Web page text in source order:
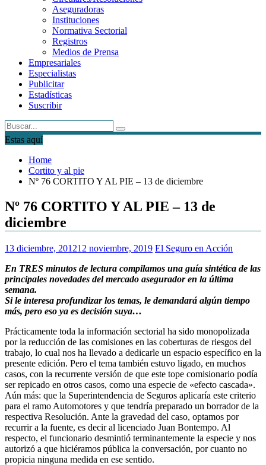
Aseguradoras
Instituciones
Normativa Sectorial
Registros
Medios de Prensa
Empresariales
Especialistas
Publicitar
Estadísticas
Suscribir
Estas aquí
Home
Cortito y al pie
Nº 76 CORTITO Y AL PIE – 13 de diciembre
Nº 76 CORTITO Y AL PIE – 13 de
diciembre
13 diciembre, 201212 noviembre, 2019 El Seguro en Acción
En TRES minutos de lectura compilamos una guía sintética de las
principales novedades del mercado asegurador en la última
semana.
Si le interesa profundizar los temas, le demandará algún tiempo
más, pero eso ya es decisión suya…
Prácticamente toda la información sectorial ha sido monopolizada
por la reducción de las comisiones en las coberturas de riesgos del
trabajo, lo cual nos ha llevado a dedicarle un espacio específico en la
presente edición. Pero el tema también estuvo ligado, en muchos
casos, con la recurrente versión de que este tope comisionario podía
ser repicado en otros casos, como una especie de «efecto cascada».
Aún más: que la Superintendencia de Seguros aplicaría este criterio
para el ramo Automotores y que tendría preparado un borrador de la
respectiva Resolución. Ante la gravedad del caso, optamos por
recurrir a la fuente, es decir al licenciado Juan Bontempo. Al
respecto, el funcionario desmintió terminantemente la especie y nos
autorizó a que hiciéramos pública la conversación, por cuanto no
propicia ninguna medida en ese sentido.